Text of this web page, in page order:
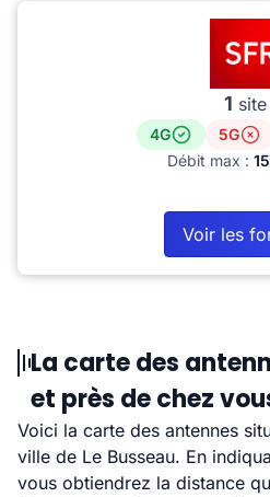
1 site
4G 5G
Débit max :
Voir les
La carte des
et près de chez
Voici la carte des antennes
ville de Le Busseau. En
vous obtiendrez la distance